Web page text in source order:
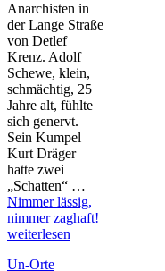
Anarchisten in
der Lange Straße
von Detlef
Krenz. Adolf
Schewe, klein,
schmächtig, 25
Jahre alt, fühlte
sich genervt.
Sein Kumpel
Kurt Dräger
hatte zwei
„Schatten“ …
Nimmer lässig,
nimmer zaghaft!
weiterlesen
Un-Orte